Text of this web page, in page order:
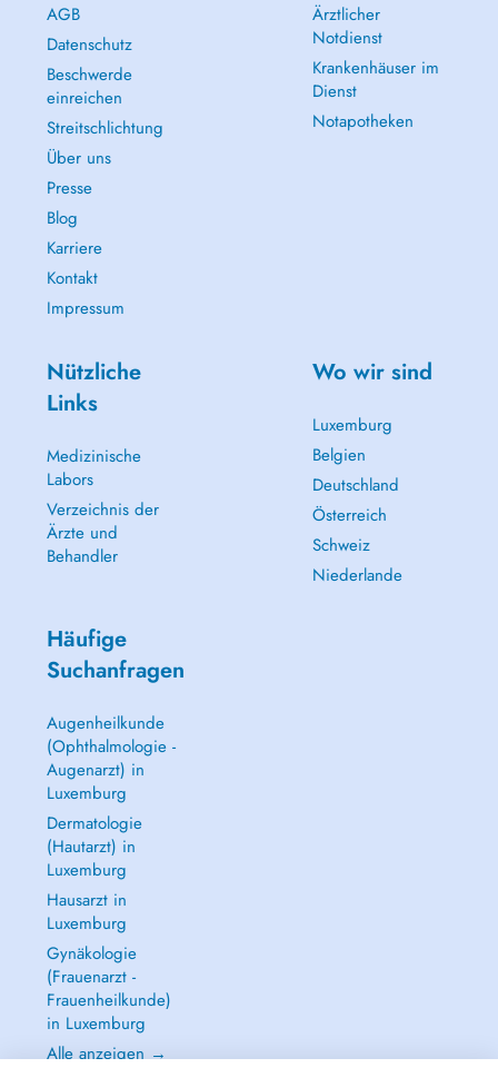
AGB
Datenschutz
Beschwerde
einreichen
Streitschlichtung
Über uns
Presse
Blog
Karriere
Kontakt
Impressum
Ärztlicher
Notdienst
Krankenhäuser im
Dienst
Notapotheken
Nützliche
Links
Medizinische
Labors
Verzeichnis der
Ärzte und
Behandler
Wo wir sind
Luxemburg
Belgien
Deutschland
Österreich
Schweiz
Niederlande
Häufige
Suchanfragen
Augenheilkunde
(Ophthalmologie -
Augenarzt) in
Luxemburg
Dermatologie
(Hautarzt) in
Luxemburg
Hausarzt in
Luxemburg
Gynäkologie
(Frauenarzt -
Frauenheilkunde)
in Luxemburg
Alle anzeigen →